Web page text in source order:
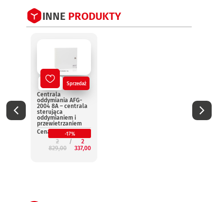
INNE PRODUKTY
Nowy Sprzedaż
Centrala
oddymiania AFG-
2004 8A – centrala
sterująca
oddymianiem i
przewietrzaniem
Cena:
-17%
2
829,00
2
337,00